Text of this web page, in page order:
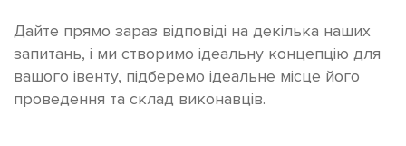
Дайте прямо зараз відповіді на декілька наших
запитань, і ми створимо ідеальну концепцію для
вашого івенту, підберемо ідеальне місце його
проведення та склад виконавців.